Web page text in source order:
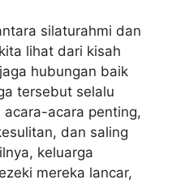
silaturahmi dan
lihat dari kisah
hubungan baik
tersebut selalu
acara penting,
dan saling
keluarga
mereka lancar,